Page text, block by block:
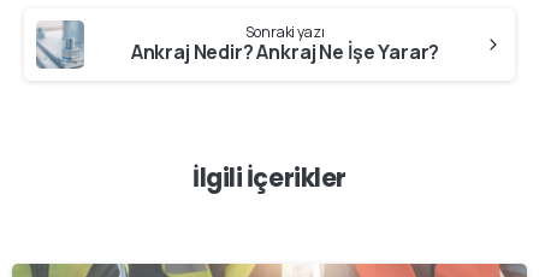
Sonraki yazı
Ankraj Nedir? Ankraj Ne İşe Yarar?
İlgili İçerikler